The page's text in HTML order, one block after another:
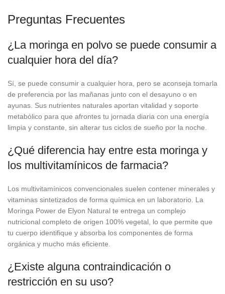
Preguntas Frecuentes
¿La moringa en polvo se puede consumir a
cualquier hora del día?
Sí, se puede consumir a cualquier hora, pero se aconseja tomarla
de preferencia por las mañanas junto con el desayuno o en
ayunas. Sus nutrientes naturales aportan vitalidad y soporte
metabólico para que afrontes tu jornada diaria con una energía
limpia y constante, sin alterar tus ciclos de sueño por la noche.
¿Qué diferencia hay entre esta moringa y
los multivitamínicos de farmacia?
Los multivitamínicos convencionales suelen contener minerales y
vitaminas sintetizados de forma química en un laboratorio. La
Moringa Power de Elyon Natural te entrega un complejo
nutricional completo de origen 100% vegetal, lo que permite que
tu cuerpo identifique y absorba los componentes de forma
orgánica y mucho más eficiente.
¿Existe alguna contraindicación o
restricción en su uso?